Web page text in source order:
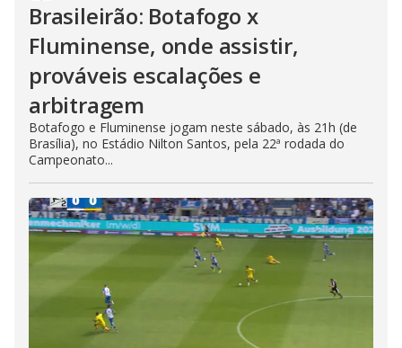
Brasileirão: Botafogo x
Fluminense, onde assistir,
prováveis escalações e
arbitragem
Botafogo e Fluminense jogam neste sábado, às 21h (de
Brasília), no Estádio Nilton Santos, pela 22ª rodada do
Campeonato...